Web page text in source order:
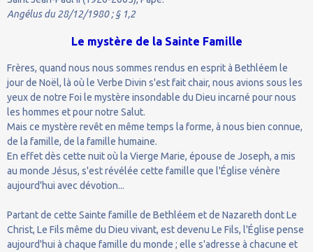
Angélus du 28/12/1980 ; § 1,2
Le mystère de la Sainte Famille
Frères, quand nous nous sommes rendus en esprit à Bethléem le
jour de Noël, là où le Verbe Divin s'est fait chair, nous avions sous les
yeux de notre Foi le mystère insondable du Dieu incarné pour nous
les hommes et pour notre Salut.
Mais ce mystère revêt en même temps la forme, à nous bien connue,
de la famille, de la famille humaine.
En effet dès cette nuit où la Vierge Marie, épouse de Joseph, a mis
au monde Jésus, s'est révélée cette famille que l'Église vénère
aujourd'hui avec dévotion...
Partant de cette Sainte famille de Bethléem et de Nazareth dont Le
Christ, Le Fils même du Dieu vivant, est devenu Le Fils, l'Église pense
aujourd'hui à chaque famille du monde ; elle s'adresse à chacune et